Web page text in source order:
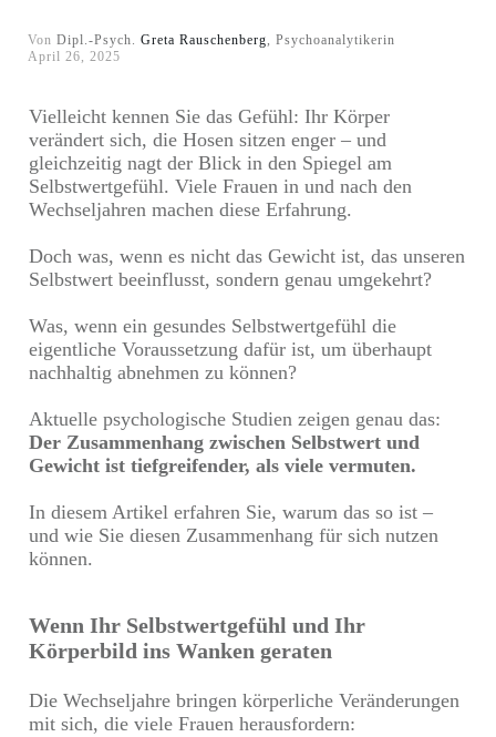
Von Dipl.-Psych. Greta Rauschenberg , Psychoanalytikerin
April 26, 2025
Vielleicht kennen Sie das Gefühl: Ihr Körper
verändert sich, die Hosen sitzen enger – und
gleichzeitig nagt der Blick in den Spiegel am
Selbstwertgefühl. Viele Frauen in und nach den
Wechseljahren machen diese Erfahrung.
Doch was, wenn es nicht das Gewicht ist, das unseren
Selbstwert beeinflusst, sondern genau umgekehrt?
Was, wenn ein gesundes Selbstwertgefühl die
eigentliche Voraussetzung dafür ist, um überhaupt
nachhaltig abnehmen zu können?
Aktuelle psychologische Studien zeigen genau das:
Der Zusammenhang zwischen Selbstwert und
Gewicht ist tiefgreifender, als viele vermuten.
In diesem Artikel erfahren Sie, warum das so ist –
und wie Sie diesen Zusammenhang für sich nutzen
können.
Wenn Ihr Selbstwertgefühl und Ihr
Körperbild ins Wanken geraten
Die Wechseljahre bringen körperliche Veränderungen
mit sich, die viele Frauen herausfordern: